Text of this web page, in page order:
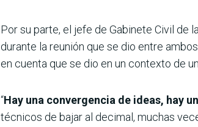
Por su parte, el jefe de Gabinete Civil de
durante la reunión que se dio entre
en cuenta que se dio en un contexto de
“Hay una convergencia de ideas, hay
técnicos de bajar al decimal, muchas